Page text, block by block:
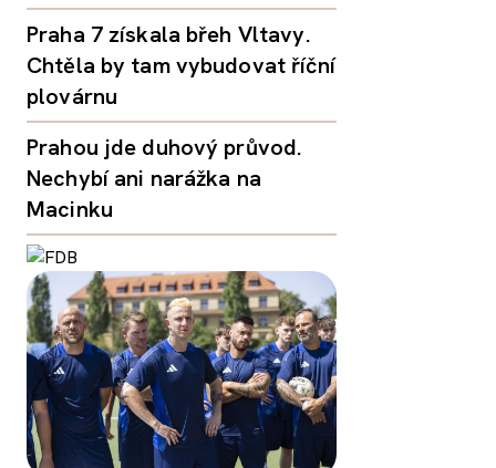
Praha 7 získala břeh Vltavy.
Chtěla by tam vybudovat říční
plovárnu
Prahou jde duhový průvod.
Nechybí ani narážka na
Macinku